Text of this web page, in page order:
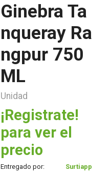
Ginebra Ta
nqueray Ra
ngpur 750
ML
Unidad
¡Registrate!
para ver el
precio
Entregado por: Surtiapp